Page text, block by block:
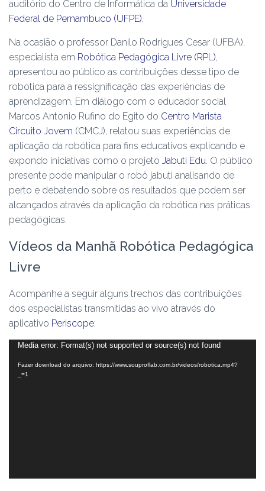
auditório do Centro de Informática da Universidade
Federal de Pernambuco (UFPE).
Na ocasião o professor Danilo Rodrigues Cesar (UFBA),
especialista em Robótica Pedagógica Livre (RPL),
apresentou ao público as contribuições desse tipo de
robótica para a ressignificação das experiências de
aprendizagem. Em diálogo com o educador social
Marcos Antonio Rufino do Egito do Centro Marista
Circuito Jovem (CMCJ), relatou suas experiências de
aplicação da robótica para fins educativos explicando e
expondo iniciativas como o projeto Jabuti Edu. O público
presente pode manipular o robô jabuti analisando de
perto e debatendo sobre os resultados que podem ser
alcançados através da aplicação da robótica nas práticas
pedagógicas.
Vídeos da Manhã Robótica Pedagógica
Livre
Acompanhe a seguir alguns trechos das contribuições
dos especialistas transmitidas ao vivo através do
aplicativo Periscope:
Tocador
de
vídeo
Media error: Format(s) not supported or source(s) not found
Fazer download do arquivo: https://www.souproflab.com.br/videos/robotica.mp4?
_=1